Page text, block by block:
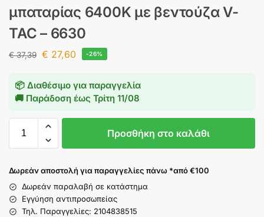
μπαταρίας 6400K με βεντούζα V-
TAC – 6630
€37,39 € 27,60 -26%
📦 Διαθέσιμο για παραγγελία
🚚 Παράδοση έως Τρίτη 11/08
Προσθήκη στο καλάθι
Δωρεάν αποστολή για παραγγελίες πάνω *από €100
Δωρεάν παραλαβή σε κατάστημα
Εγγύηση αντιπροσωπείας
Τηλ. Παραγγελίες: 2104838515